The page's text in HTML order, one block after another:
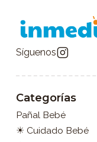
Síguenos
Categorías
Pañal Bebé
☀ Cuidado Bebé